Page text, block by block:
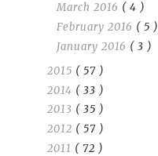
March 2016 ( 4 )
February 2016 ( 5 )
January 2016 ( 3 )
2015 ( 57 )
2014 ( 33 )
2013 ( 35 )
2012 ( 57 )
2011 ( 72 )